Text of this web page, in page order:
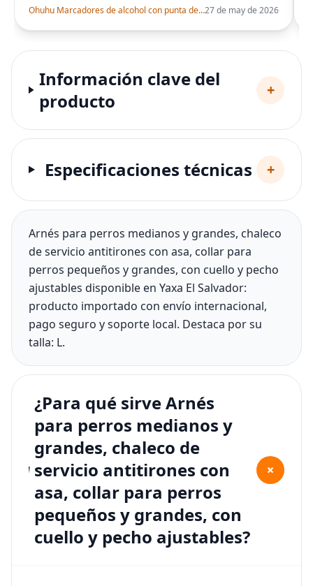
Ohuhu Marcadores de alcohol con punta de pincel – Juego de marcadores artísticos de doble punta con certificación AP para artistas adultos27 de may de 2026
Información clave del
producto
+
Especificaciones técnicas +
Arnés para perros medianos y grandes, chaleco
de servicio antitirones con asa, collar para
perros pequeños y grandes, con cuello y pecho
ajustables disponible en Yaxa El Salvador:
producto importado con envío internacional,
pago seguro y soporte local. Destaca por su
talla: L.
¿Para qué sirve Arnés
para perros medianos y
grandes, chaleco de
servicio antitirones con
asa, collar para perros
pequeños y grandes, con
cuello y pecho ajustables?
+